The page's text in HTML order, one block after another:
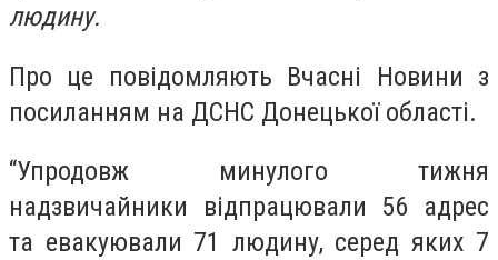
людину.
Про це повідомляють Вчасні Новини з
посиланням на ДСНС Донецької області.
“Упродовж минулого тижня
надзвичайники відпрацювали 56 адрес
та евакуювали 71 людину, серед яких 7